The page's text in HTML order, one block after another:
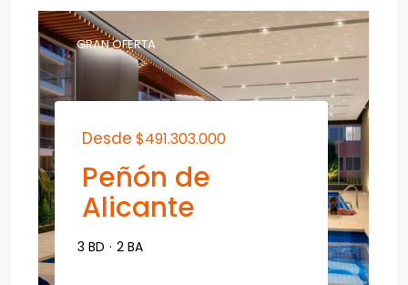
GRAN OFERTA
Desde $491.303.000
Peñón de
Alicante
3 BD · 2 BA